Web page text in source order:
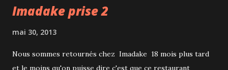
Imadake prise 2
mai 30, 2013
Nous sommes retournés chez Imadake 18 mois plus tard
et le moins qu'on puisse dire c'est que ce restaurant